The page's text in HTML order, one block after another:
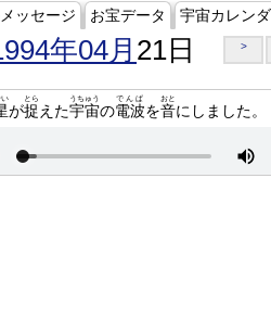
ッセージ お宝データ 宇宙カレン
年04月 21日 >
い
が捉
とら
えた宇宙
うちゅう
の電波
でんぱ
を音
おと
にしました。